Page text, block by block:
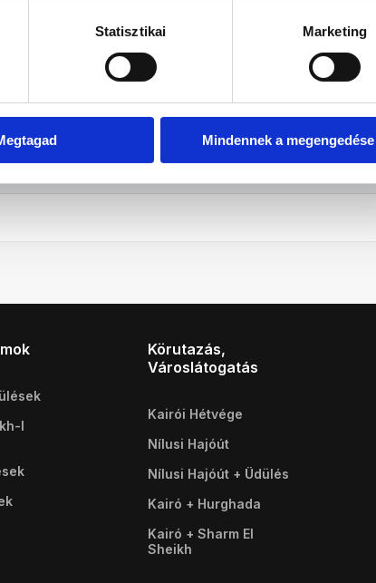
Statisztikai Marketing
Mindennek a megengedése
987 800
997 800
I
Körutazás,
Városlátogatás
Kairói Hétvége
Nílusi Hajóút
Nílusi Hajóút + Üdülés
Kairó + Hurghada
Kairó + Sharm El
Sheikh